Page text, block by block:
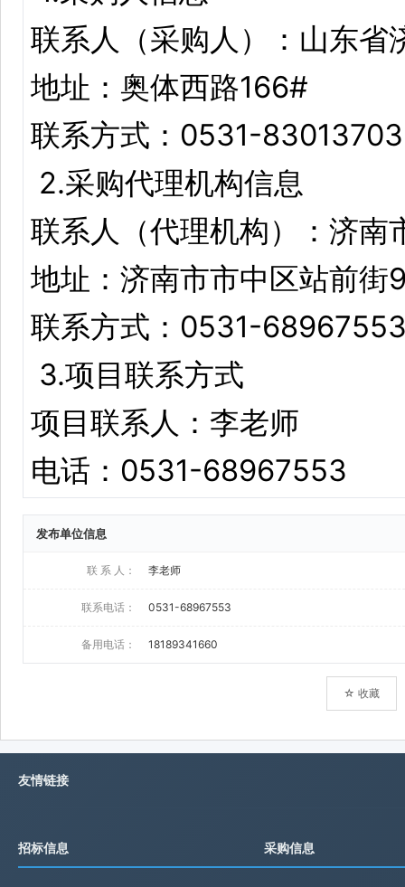
发布单位信息
联 系 人： 李老师
联系电话： 0531-68967553
备用电话： 18189341660
☆ 收藏
友情链接
招标信息 采购信息